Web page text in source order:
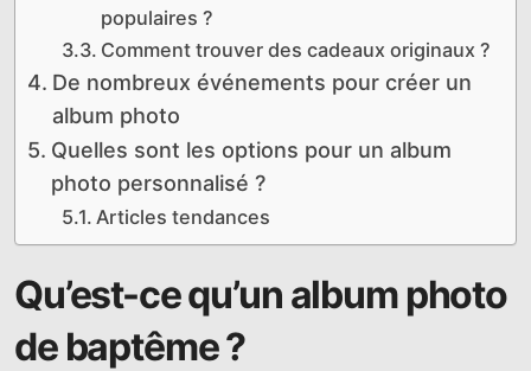
populaires ?
Comment trouver des cadeaux originaux ?
De nombreux événements pour créer un
album photo
Quelles sont les options pour un album
photo personnalisé ?
Articles tendances
Qu’est-ce qu’un album photo
de baptême ?